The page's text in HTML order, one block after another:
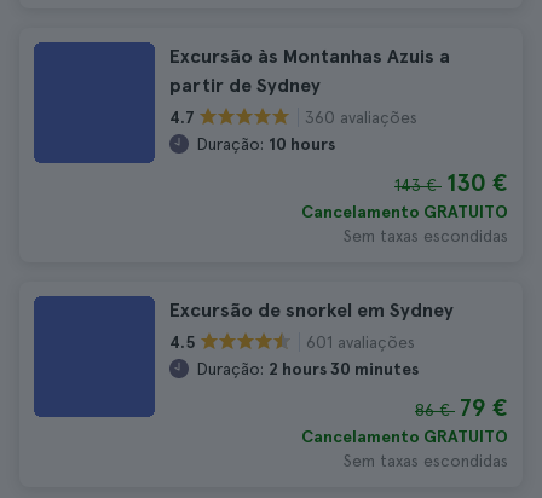
Excursão às Montanhas Azuis a
partir de Sydney
4.7
360 avaliações
Duração: 10 hours
143 € 130 €
Cancelamento GRATUITO
Sem taxas escondidas
Excursão de snorkel em Sydney
4.5
601 avaliações
Duração: 2 hours 30 minutes
86 € 79 €
Cancelamento GRATUITO
Sem taxas escondidas